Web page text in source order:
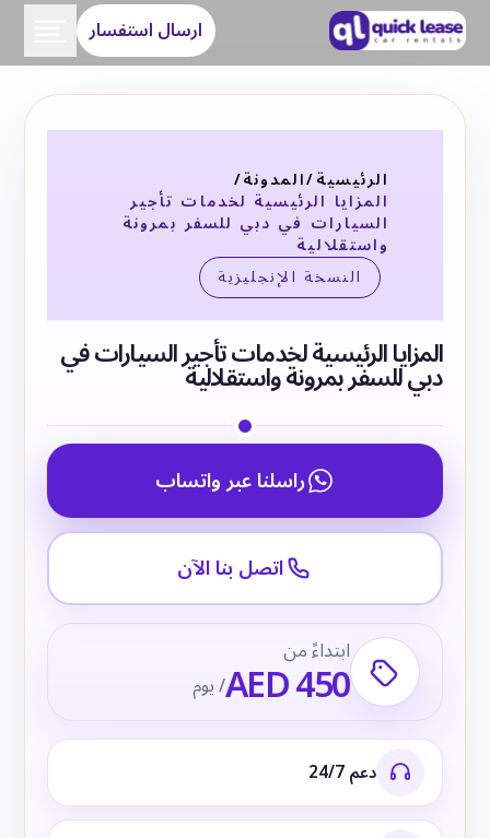
ارسال استفسار
الرئيسية/المدونة/
المزايا الرئيسية لخدمات تأجير
السيارات في دبي للسفر بمرونة
واستقلالية
النسخة الإنجليزية
المزايا الرئيسية لخدمات تأجير السيارات في
دبي للسفر بمرونة واستقلالية
راسلنا عبر واتساب
اتصل بنا الآن
ابتداءً من
AED 450/ يوم
دعم 24/7